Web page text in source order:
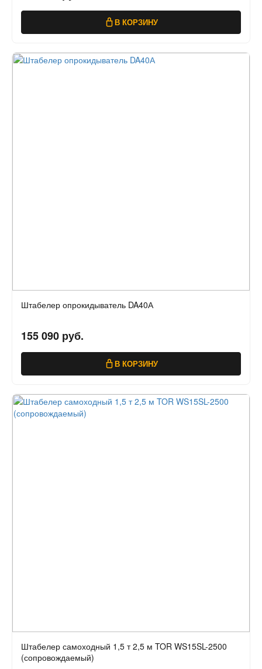
В КОРЗИНУ
Штабелер опрокидыватель DA40А
155 090 руб.
В КОРЗИНУ
Штабелер самоходный 1,5 т 2,5 м TOR WS15SL-2500
(сопровождаемый)